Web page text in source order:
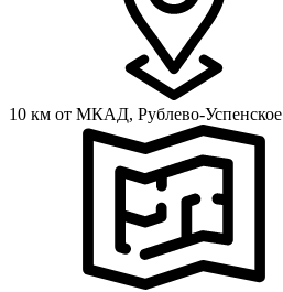
10 км от МКАД, Рублево-Успенское